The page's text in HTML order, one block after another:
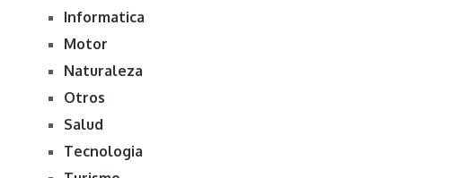
Informatica
Motor
Naturaleza
Otros
Salud
Tecnologia